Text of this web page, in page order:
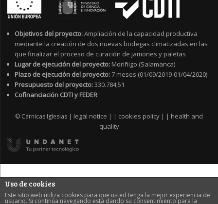
Objetivos del proyecto:Ampliación de la capacidad productiva
mediante la creación de dos nuevas bodegas climatizadas en las
que finalizar el proceso de curación de jamones y paletas
Lugar de ejecución del proyecto: Moriñigo (Salamanca)
Plazo de ejecución del proyecto:7 meses (01/09/2019-01/04/2020)
Presupuesto del proyecto:330.784,51
Cofinanciación CDTI y FEDER
© Cárnicas Iglesias | legal notice | | cookies policy | | health and
quality
Uso de cookies
Este sitio web utiliza cookies para que usted tenga la mejor experiencia de
usuario. Si continúa navegando está dando su consentimiento para la